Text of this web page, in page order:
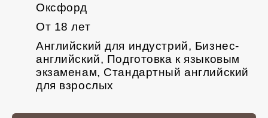
Оксфорд
От 18 лет
Английский для индустрий, Бизнес-
английский, Подготовка к языковым
экзаменам, Стандартный английский
для взрослых